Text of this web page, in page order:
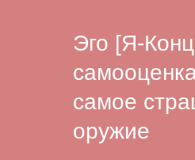
Эго [Я-
самое
оружие